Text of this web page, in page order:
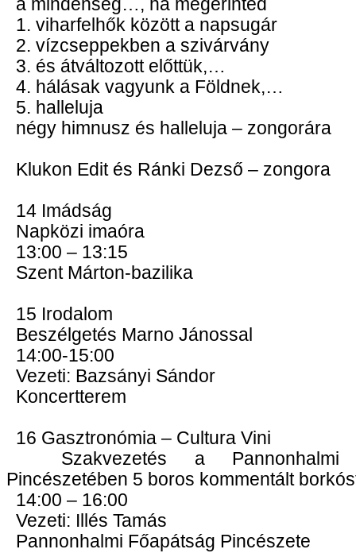
a mindenség…, ha megérinted
1. viharfelhők között a napsugár
2. vízcseppekben a szivárvány
3. és átváltozott előttük,…
4. hálásak vagyunk a Földnek,…
5. halleluja
négy himnusz és halleluja – zongorára
Klukon Edit és Ránki Dezső – zongora
14 Imádság
Napközi imaóra
13:00 – 13:15
Szent Márton-bazilika
15 Irodalom
Beszélgetés Marno Jánossal
14:00-15:00
Vezeti: Bazsányi Sándor
Koncertterem
16 Gasztronómia – Cultura Vini
Szakvezetés a Pannonhalmi
Pincészetében 5 boros kommentált
14:00 – 16:00
Vezeti: Illés Tamás
Pannonhalmi Főapátság Pincészete